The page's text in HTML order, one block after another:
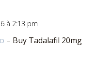
à 2:13 pm
– Buy Tadalafil 20mg